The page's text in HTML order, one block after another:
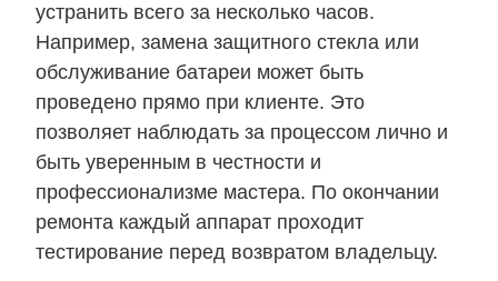
устранить всего за несколько часов.
Например, замена защитного стекла или
обслуживание батареи может быть
проведено прямо при клиенте. Это
позволяет наблюдать за процессом лично и
быть уверенным в честности и
профессионализме мастера. По окончании
ремонта каждый аппарат проходит
тестирование перед возвратом владельцу.